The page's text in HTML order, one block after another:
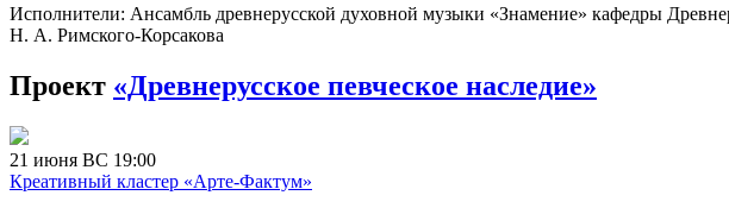
Исполнители: Ансамбль древнерусской духовной музыки «Знамение» кафедры
Н. А. Римского-Корсакова
Проект «Древнерусское певческое наследие»
21 июня ВС 19:00
Креативный кластер «Арте-Фактум»